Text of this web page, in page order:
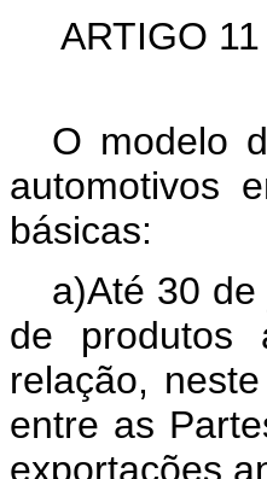
ARTIGO
O modelo
automotivos
básicas:
a)Até 30
de produtos
relação,
entre as
exportações